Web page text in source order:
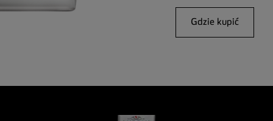
Gdzie kupić